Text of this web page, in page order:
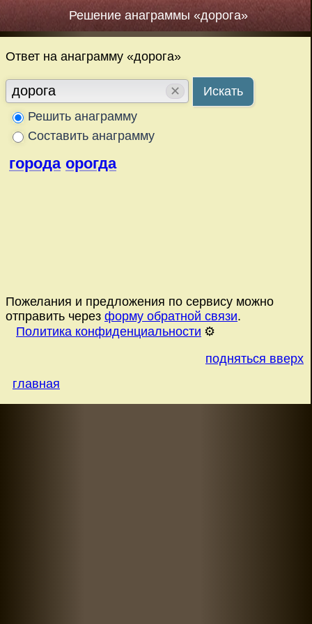
Решение анаграммы «дорога»
Ответ на анаграмму «дорога»
✕
Искать
Решить анаграмму
Составить анаграмму
города орогда
Пожелания и предложения по сервису можно
отправить через форму обратной связи.
Политика конфиденциальности ⚙️
подняться вверх
главная